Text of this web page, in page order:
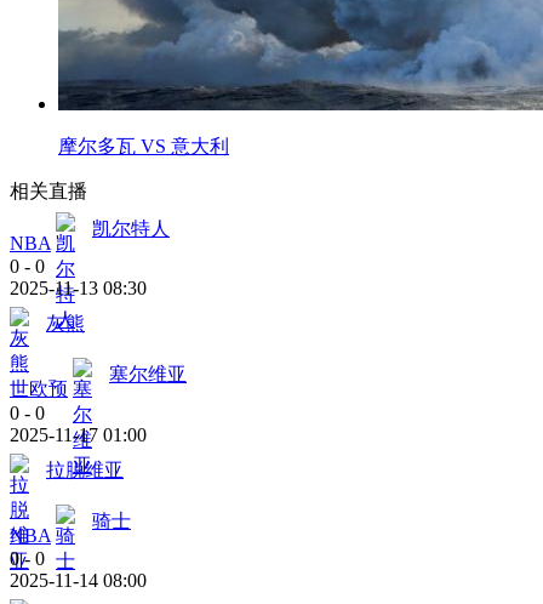
摩尔多瓦 VS 意大利
相关直播
NBA
凯尔特人
0 - 0
2025-11-13 08:30
灰熊
世欧预
塞尔维亚
0 - 0
2025-11-17 01:00
拉脱维亚
NBA
骑士
0 - 0
2025-11-14 08:00